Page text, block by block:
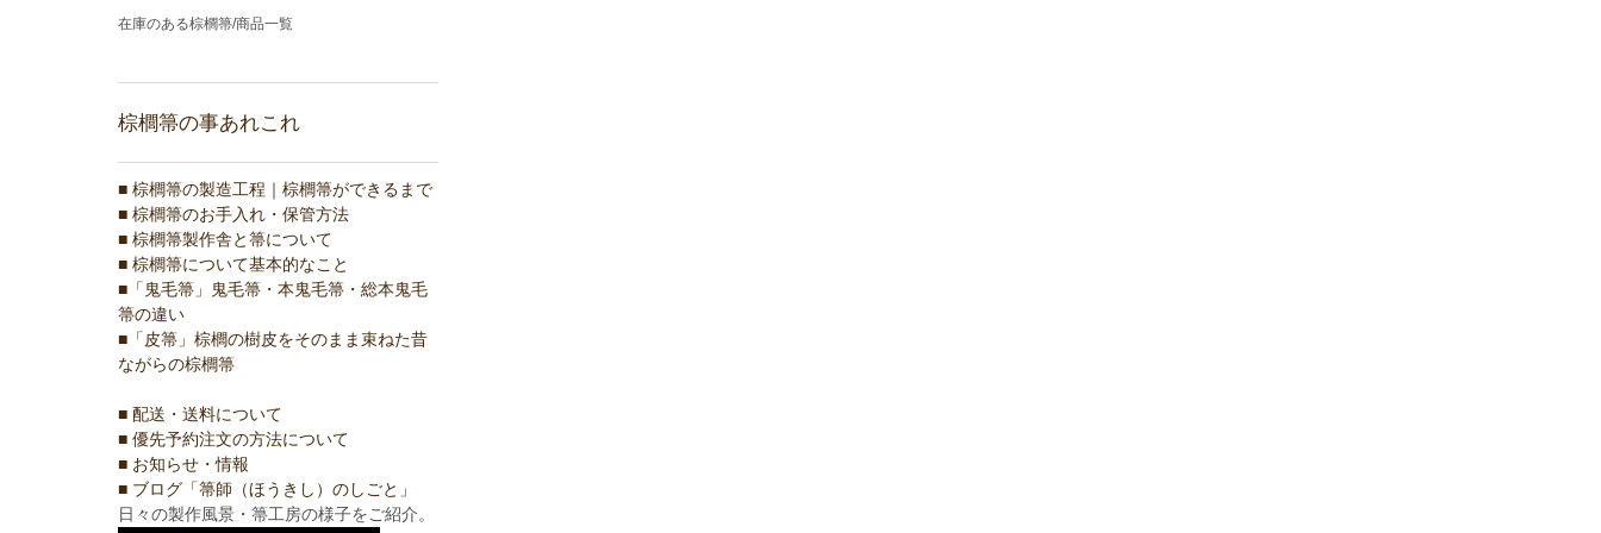
在庫のある棕櫚箒/商品一覧
棕櫚箒の事あれこれ
■ 棕櫚箒の製造工程｜棕櫚箒ができるまで
■ 棕櫚箒のお手入れ・保管方法
■ 棕櫚箒製作舎と箒について
■ 棕櫚箒について基本的なこと
■「鬼毛箒」鬼毛箒・本鬼毛箒・総本鬼毛
箒の違い
■「皮箒」棕櫚の樹皮をそのまま束ねた昔
ながらの棕櫚箒
■ 配送・送料について
■ 優先予約注文の方法について
■ お知らせ・情報
■ ブログ「箒師（ほうきし）のしごと」
日々の製作風景・箒工房の様子をご紹介。